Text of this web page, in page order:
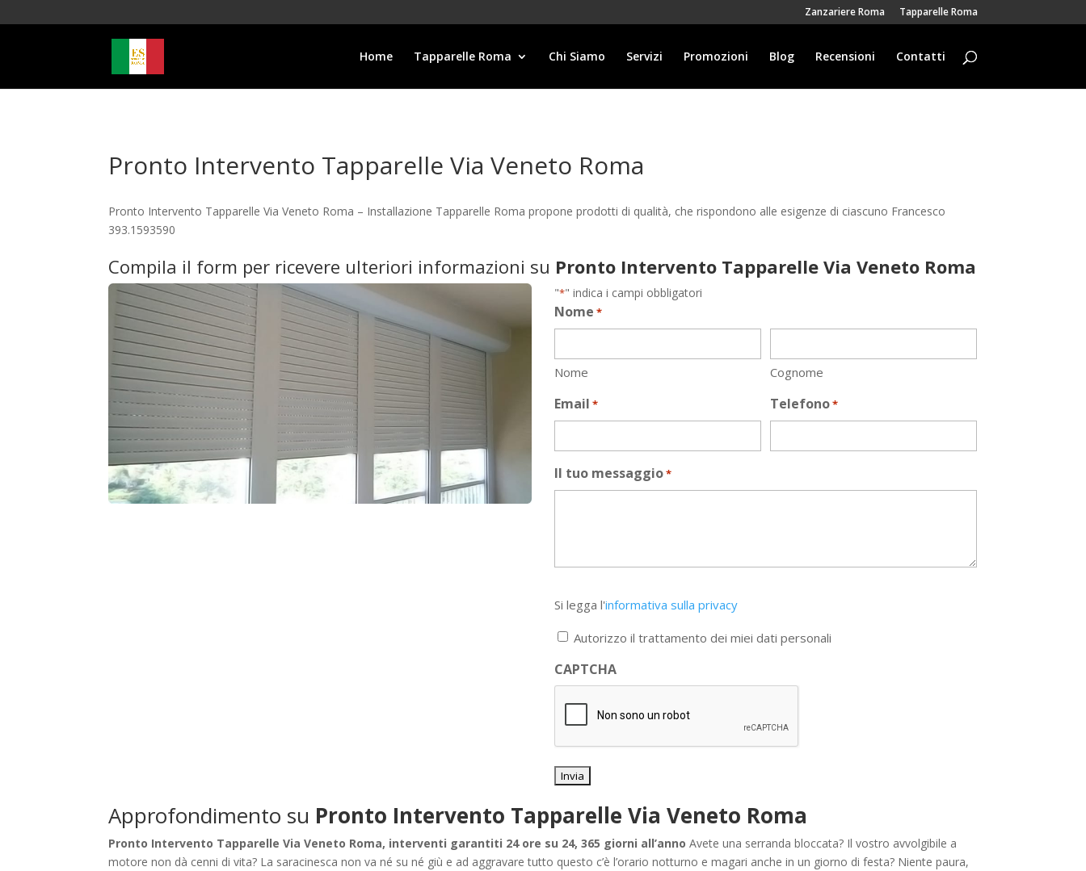
Zanzariere Roma Tapparelle Roma
Home Tapparelle Roma Chi Siamo Servizi Promozioni Blog Recensioni Contatti
Pronto Intervento Tapparelle Via Veneto Roma
Pronto Intervento Tapparelle Via Veneto Roma – Installazione Tapparelle Roma propone prodotti di qualità, che rispondono alle esigenze di ciascuno Francesco
393.1593590
Compila il form per ricevere ulteriori informazioni su Pronto Intervento Tapparelle Via Veneto Roma
"*" indica i campi obbligatori
Nome *
Nome Cognome
Email * Telefono*
Il tuo messaggio*
legga
l'informativa
privacy
*
Si legga l'informativa sulla privacy
Autorizzo il trattamento dei miei dati personali
CAPTCHA
Approfondimento su Pronto Intervento Tapparelle Via Veneto Roma
Pronto Intervento Tapparelle Via Veneto Roma, interventi garantiti 24 ore su 24, 365 giorni all’anno Avete una serranda bloccata? Il vostro avvolgibile a
motore non dà cenni di vita? La saracinesca non va né su né giù e ad aggravare tutto questo c’è l’orario notturno e magari anche in un giorno di festa? Niente paura,